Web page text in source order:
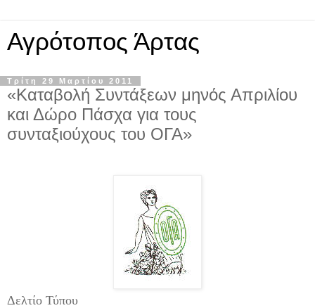
Αγρότοπος Άρτας
Τρίτη 29 Μαρτίου 2011
«Καταβολή Συντάξεων μηνός Απριλίου
και Δώρο Πάσχα για τους
συνταξιούχους του ΟΓΑ»
Δελτίο Τύπου